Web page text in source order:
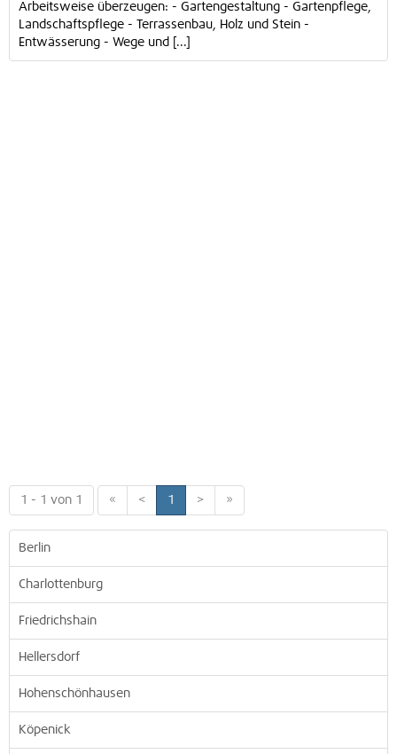
Arbeitsweise überzeugen: - Gartengestaltung - Gartenpflege,
Landschaftspflege - Terrassenbau, Holz und Stein -
Entwässerung - Wege und [...]
1 - 1 von 1 « < 1 > »
Berlin
Charlottenburg
Friedrichshain
Hellersdorf
Hohenschönhausen
Köpenick